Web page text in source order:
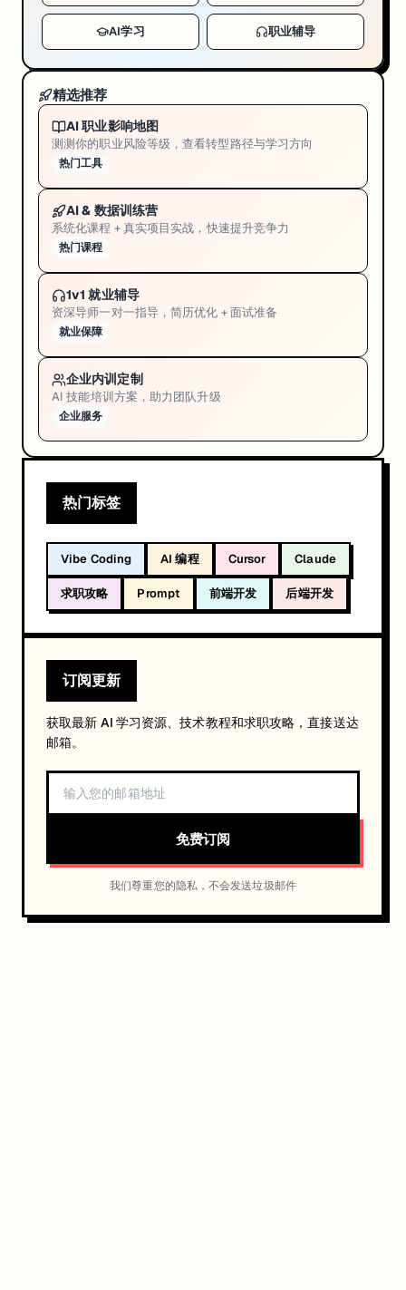
AI学习 职业辅导
精选推荐
AI 职业影响地图
测测你的职业风险等级，查看转型路径与学习方向
热门工具
AI & 数据训练营
系统化课程 + 真实项目实战，快速提升竞争力
热门课程
1v1 就业辅导
资深导师一对一指导，简历优化 + 面试准备
就业保障
企业内训定制
AI 技能培训方案，助力团队升级
企业服务
热门标签
Vibe Coding AI 编程 Cursor Claude
求职攻略 Prompt 前端开发 后端开发
订阅更新
获取最新 AI 学习资源、技术教程和求职攻略，直接送达
邮箱。
免费订阅
我们尊重您的隐私，不会发送垃圾邮件